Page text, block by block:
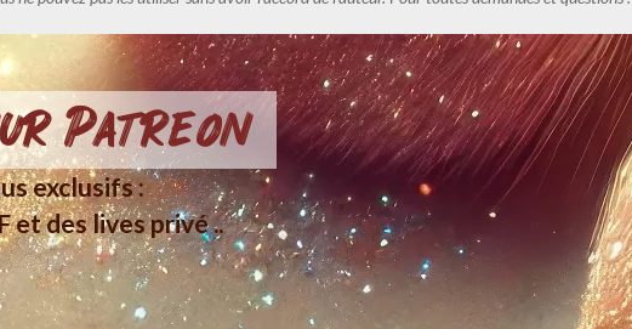
Patreon
exclusifs :
et des lives privé ..